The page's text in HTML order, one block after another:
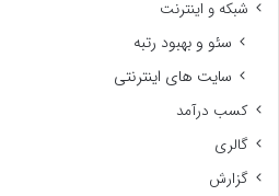
شبکه و اینترنت
سئو و بهبود رتبه
سایت های اینترنتی
کسب درآمد
گالری
گزارش